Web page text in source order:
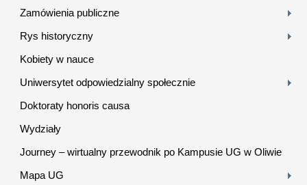
Zamówienia publiczne
Rys historyczny
Kobiety w nauce
Uniwersytet odpowiedzialny społecznie
Doktoraty honoris causa
Wydziały
Journey – wirtualny przewodnik po Kampusie UG w Oliwie
Mapa UG